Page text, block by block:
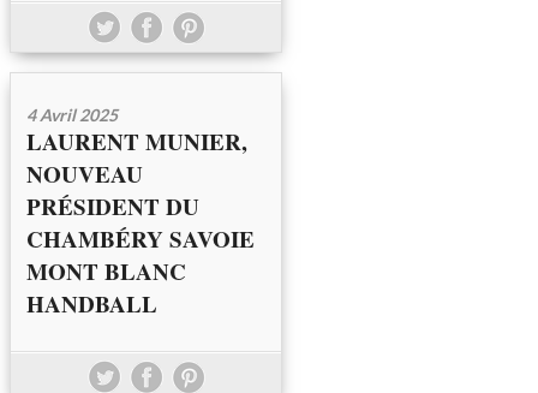
4 Avril 2025
LAURENT MUNIER,
NOUVEAU
PRÉSIDENT DU
CHAMBÉRY SAVOIE
MONT BLANC
HANDBALL